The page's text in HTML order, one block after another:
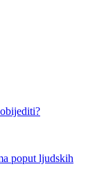
poput ljudskih